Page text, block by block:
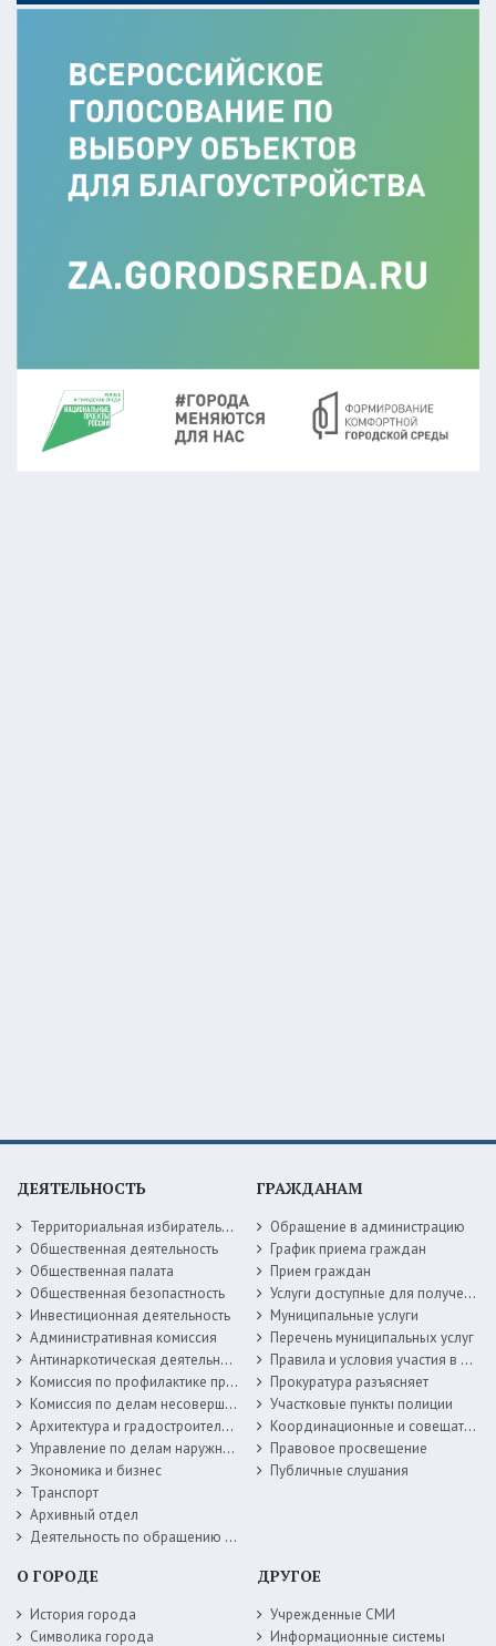
ДЕЯТЕЛЬНОСТЬ
Территориальная избирательная комиссия
Общественная деятельность
Общественная палата
Общественная безопастность
Инвестиционная деятельность
Административная комиссия
Антинаркотическая деятельность
Комиссия по профилактике правонарушений
Комиссия по делам несовершеннолетних
Архитектура и градостроительство
Управление по делам наружной рекламы
Экономика и бизнес
Транспорт
Архивный отдел
Деятельность по обращению с животными без владельцев
ГРАЖДАНАМ
Обращение в администрацию
График приема граждан
Прием граждан
Услуги доступные для получения в электронной форме
Муниципальные услуги
Перечень муниципальных услуг
Правила и условия участия в жилищных программах
Прокуратура разъясняет
Участковые пункты полиции
Координационные и совещательные органы
Правовое просвещение
Публичные слушания
О ГОРОДЕ
История города
Символика города
ДРУГОЕ
Учрежденные СМИ
Информационные системы